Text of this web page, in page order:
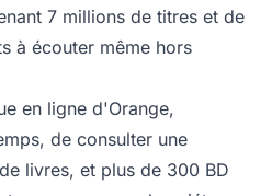
7 millions de titres et de
à écouter même hors
en ligne d'Orange,
de consulter une
livres, et plus de 300 BD